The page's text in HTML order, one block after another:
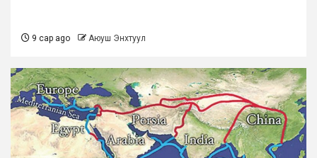
9 сар ago Аюуш Энхтуул